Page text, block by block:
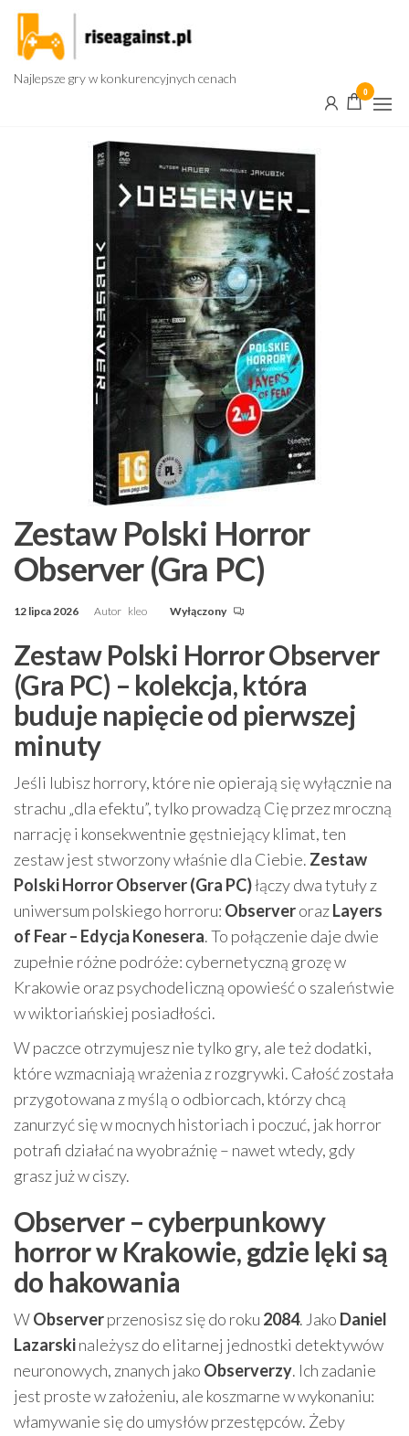
Przejdź
treści
Najlepsze gry w konkurencyjnych cenach
0
Zestaw Polski Horror
Observer (Gra PC)
12 lipca 2026 Autor kleo Wyłączony
Zestaw Polski Horror Observer
(Gra PC) – kolekcja, która
buduje napięcie od pierwszej
minuty
Jeśli lubisz horrory, które nie opierają się wyłącznie na
strachu „dla efektu”, tylko prowadzą Cię przez mroczną
narrację i konsekwentnie gęstniejący klimat, ten
zestaw jest stworzony właśnie dla Ciebie. Zestaw
Polski Horror Observer (Gra PC)łączy dwa tytuły z
uniwersum polskiego horroru: ObserverorazLayers
of Fear – Edycja Konesera. To połączenie daje dwie
zupełnie różne podróże: cybernetyczną grozę w
Krakowie oraz psychodeliczną opowieść o szaleństwie
w wiktoriańskiej posiadłości.
W paczce otrzymujesz nie tylko gry, ale też dodatki,
które wzmacniają wrażenia z rozgrywki. Całość została
przygotowana z myślą o odbiorcach, którzy chcą
zanurzyć się w mocnych historiach i poczuć, jak horror
potrafi działać na wyobraźnię – nawet wtedy, gdy
grasz już w ciszy.
Observer – cyberpunkowy
horror w Krakowie, gdzie lęki są
do hakowania
WObserverprzenosisz się do roku 2084. Jako Daniel
Lazarskinależysz do elitarnej jednostki detektywów
neuronowych, znanych jako Observerzy. Ich zadanie
jest proste w założeniu, ale koszmarne w wykonaniu:
włamywanie się do umysłów przestępców. Żeby